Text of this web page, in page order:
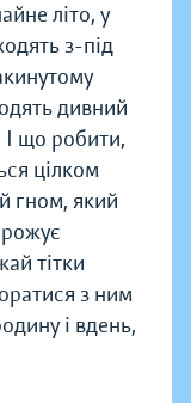
літо, у
з-під
дивний
І що робити,
цілком
гном, який
тітки
з ним
і вдень,